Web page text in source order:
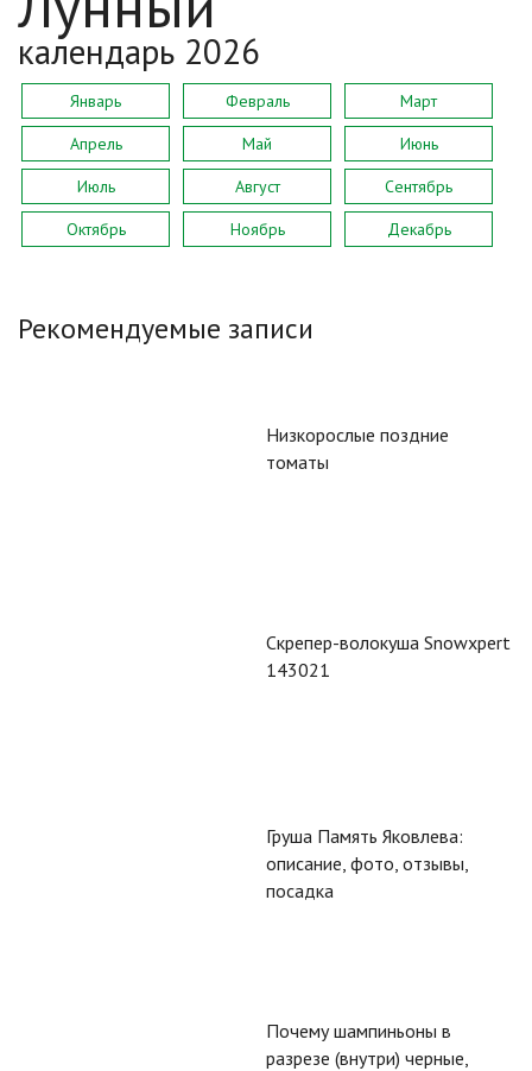
календарь 2026
Январь Февраль
Март
Апрель
Май
Июнь
Июль
Август
Сентябрь
Октябрь
Ноябрь Декабрь
Рекомендуемые записи
Низкорослые поздние
томаты
Скрепер-волокуша Snowxpert
143021
Груша Память Яковлева:
описание, фото, отзывы,
посадка
Почему шампиньоны в
разрезе (внутри) черные,